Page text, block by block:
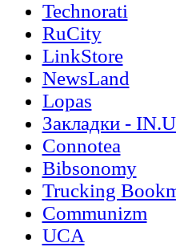
Technorati
RuCity
LinkStore
NewsLand
Lopas
Закладки -
Connotea
Bibsonomy
Trucking
Communizm
UCA